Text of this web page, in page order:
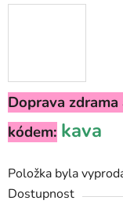
Doprava
kódem: kava
Položka byla
Dostupnost